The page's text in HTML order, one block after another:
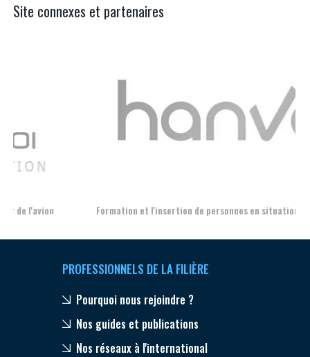
Site connexes et partenaires
Formation et l'insertion de personnes en situation de handicap
PROFESSIONNELS DE LA FILIÈRE
Pourquoi nous rejoindre ?
Nos guides et publications
Nos réseaux à l'international